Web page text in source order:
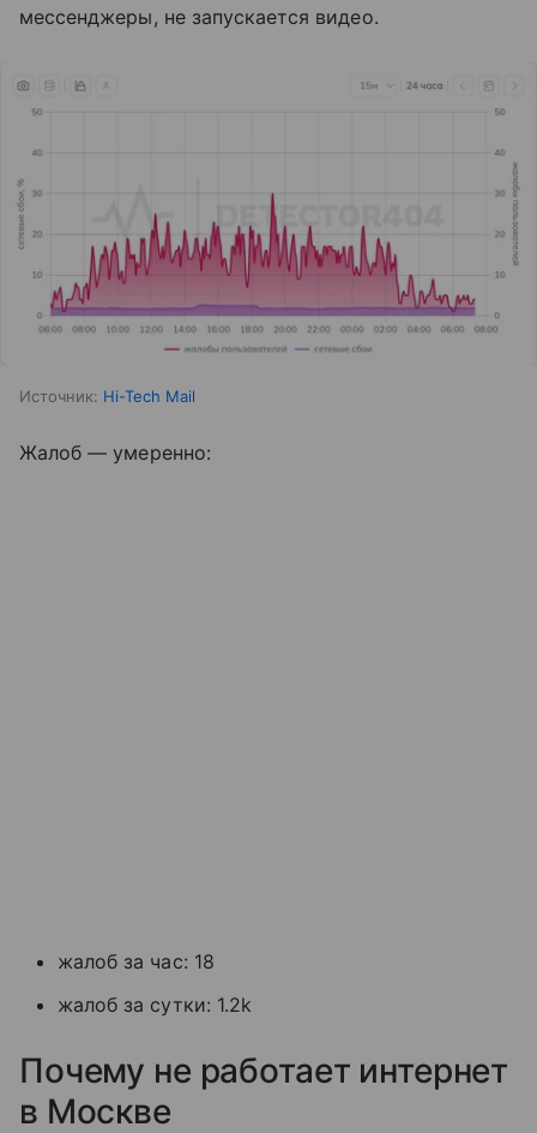
мессенджеры, не запускается видео.
Источник: Hi-Tech Mail
Жалоб — умеренно:
жалоб за час: 18
жалоб за сутки: 1.2k
Почему не работает интернет
в Москве